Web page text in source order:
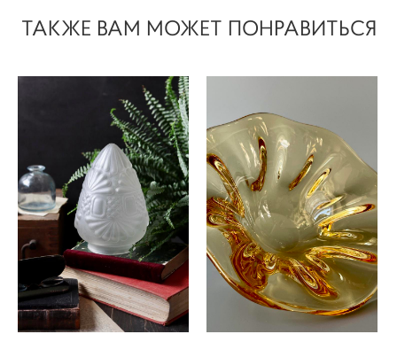
ТАКЖЕ ВАМ МОЖЕТ ПОНРАВИТЬСЯ